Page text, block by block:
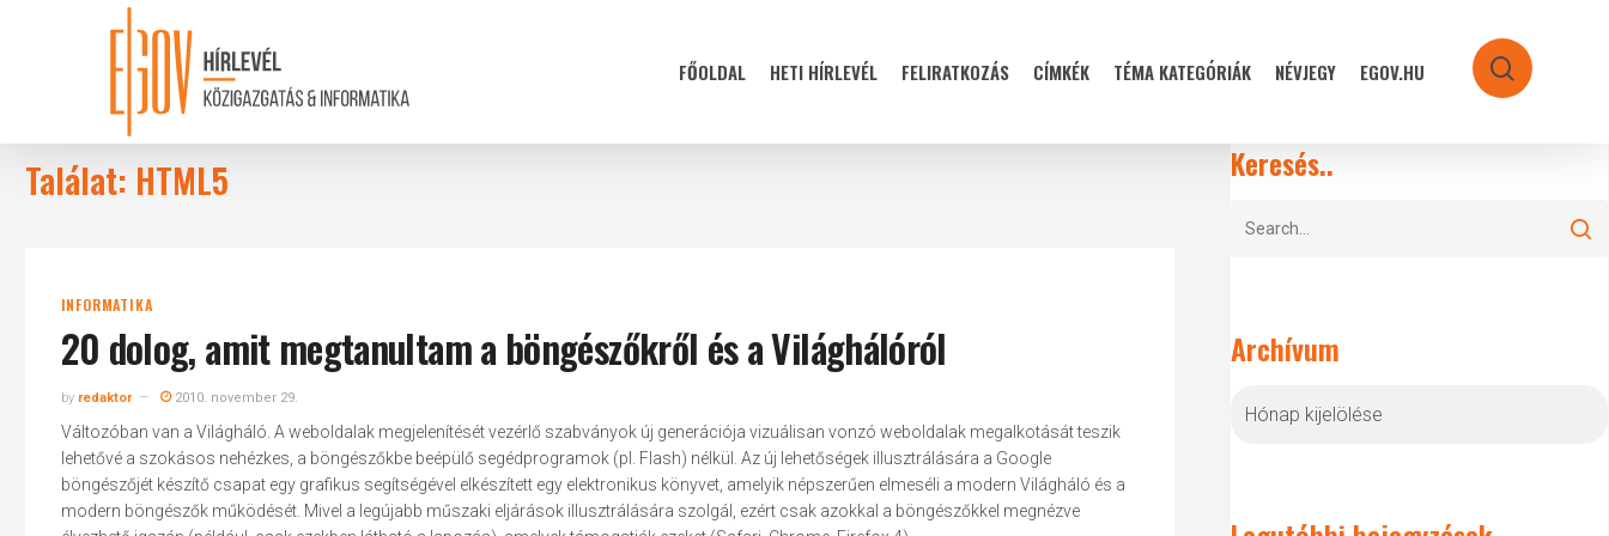
FŐOLDAL HETI HÍRLEVÉL FELIRATKOZÁS CÍMKÉK TÉMA KATEGÓRIÁK NÉVJEGY EGOV.HU search
Találat: HTML5
INFORMATIKA
20 dolog, amit megtanultam a böngészőkről és a Világhálóról
by redaktor 2010. november 29.
Változóban van a Világháló. A weboldalak megjelenítését vezérlő szabványok új generációja vizuálisan vonzó weboldalak megalkotását teszik
lehetővé a szokásos nehézkes, a böngészőkbe beépülő segédprogramok (pl. Flash) nélkül. Az új lehetőségek illusztrálására a Google
böngészőjét készítő csapat egy grafikus segítségével elkészített egy elektronikus könyvet, amelyik népszerűen elmeséli a modern Világháló és a
modern böngészők működését. Mivel a legújabb műszaki eljárások illusztrálására szolgál, ezért csak azokkal a böngészőkkel megnézve
Keresés..
Archívum